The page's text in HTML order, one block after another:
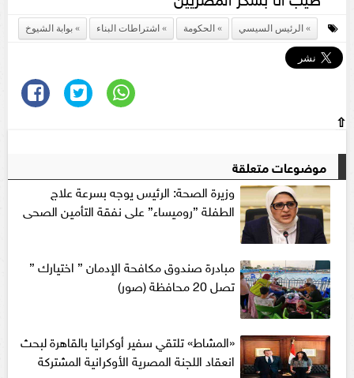
الرئيس السيسي الحكومة اشتراطات البناء بوابة الشيوخ
⇧
موضوعات متعلقة
وزيرة الصحة: الرئيس يوجه بسرعة علاج
الطفلة ”روميساء” على نفقة التأمين الصحى
‬مبادرة صندوق مكافحة الإدمان‪ ‬” اختيارك ”
تصل 20 محافظة (صور)
«المشاط» تلتقي سفير أوكرانيا بالقاهرة لبحث
انعقاد اللجنة المصرية الأوكرانية المشتركة